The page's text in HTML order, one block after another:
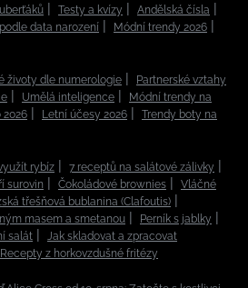
Testy a kvízy
Andělská čísla
data narození
Módní trendy 2026
životy dle numerologie
Partnerské vztahy
Umělá inteligence
Módní trendy na
2026 Letní účesy 2026
Trendy boty na
rybíz
7 receptů na salátové zálivky
surovin
Čokoládové brownies
Vláčné
třešňová bublanina (Clafoutis)
masem a smetanou
Perník s jablky
salát
Jak skladovat a zpracovat
Recepty z horkovzdušné fritézy